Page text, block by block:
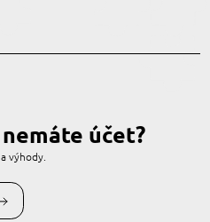
účet?
výhody.